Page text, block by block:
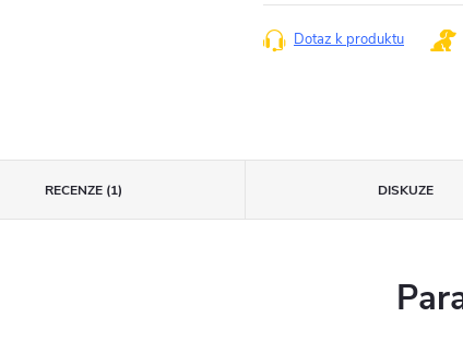
cena:
Dotaz k produktu
RECENZE (1) DISKUZE